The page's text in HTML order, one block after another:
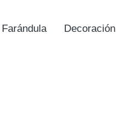
Farándula Decoración